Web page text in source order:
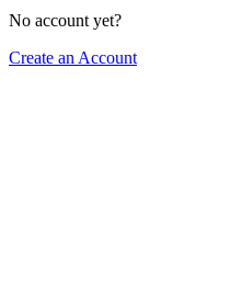
No account yet?
Create an Account